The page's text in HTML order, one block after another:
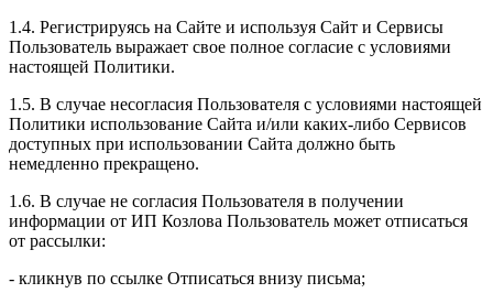
1.4. Регистрируясь на Сайте и используя Сайт и Сервисы
Пользователь выражает свое полное согласие с условиями
настоящей Политики.
1.5. В случае несогласия Пользователя с условиями настоящей
Политики использование Сайта и/или каких-либо Сервисов
доступных при использовании Сайта должно быть
немедленно прекращено.
1.6. В случае не согласия Пользователя в получении
информации от ИП Козлова Пользователь может отписаться
от рассылки:
- кликнув по ссылке Отписаться внизу письма;